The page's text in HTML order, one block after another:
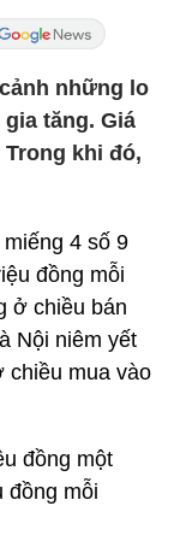
những lo
tăng. Giá
khi đó,
miếng 4 số 9
đồng mỗi
ở chiều bán
Nội niêm yết
chiều mua vào
đồng một
đồng mỗi